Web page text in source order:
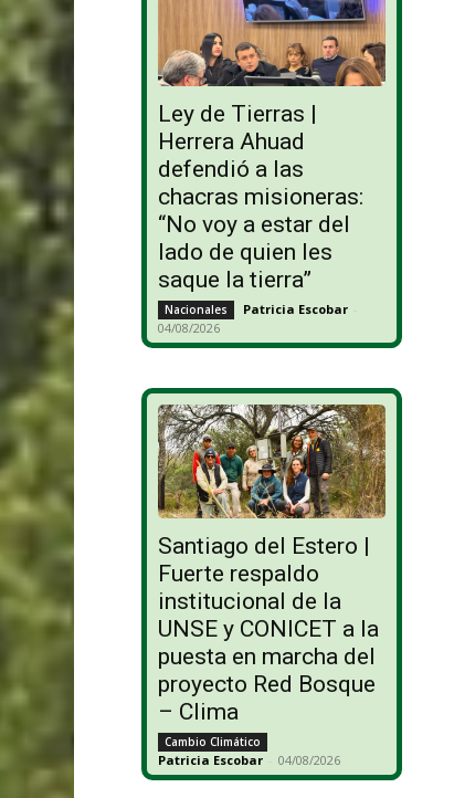
Ley de Tierras |
Herrera Ahuad
defendió a las
chacras misioneras:
“No voy a estar del
lado de quien les
saque la tierra”
Nacionales Patricia Escobar -
04/08/2026
Santiago del Estero |
Fuerte respaldo
institucional de la
UNSE y CONICET a la
puesta en marcha del
proyecto Red Bosque
– Clima
Cambio Climático
Patricia Escobar - 04/08/2026